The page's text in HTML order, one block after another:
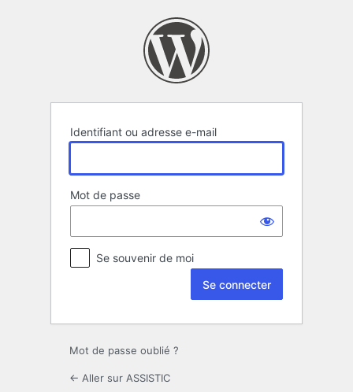
Identifiant ou adresse e-mail
Mot de passe
Se souvenir de moi
Mot de passe oublié ?
← Aller sur ASSISTIC